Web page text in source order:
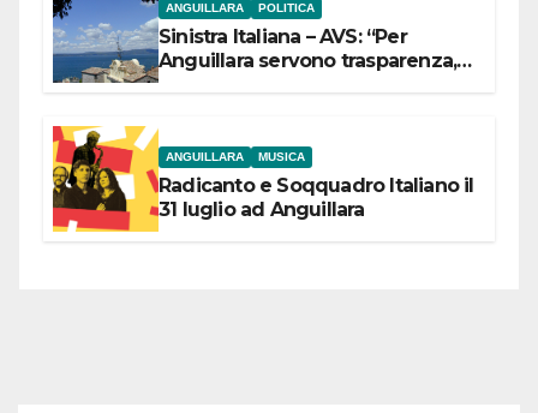
ANGUILLARA POLITICA
Sinistra Italiana – AVS: “Per
Anguillara servono trasparenza,
ANGUILLARA MUSICA
Radicanto e Soqquadro Italiano il
31 luglio ad Anguillara